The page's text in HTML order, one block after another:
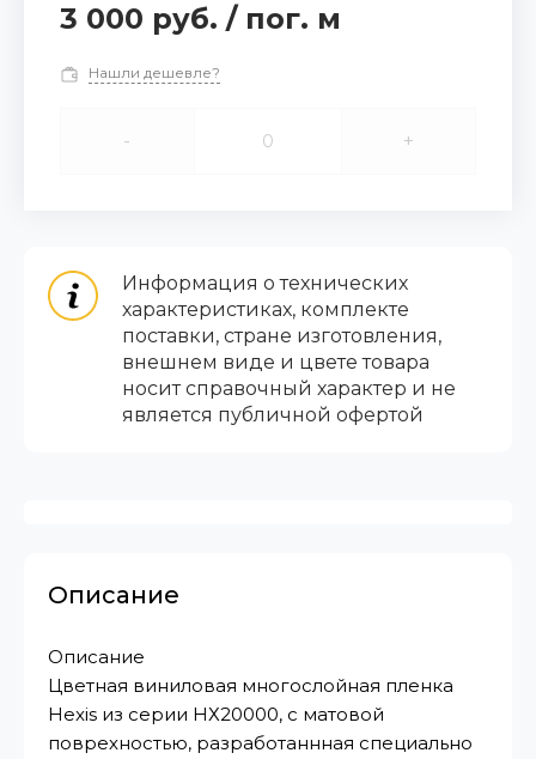
3 000 руб. / пог. м
Нашли дешевле?
- +
Информация о технических
характеристиках, комплекте
поставки, стране изготовления,
внешнем виде и цвете товара
носит справочный характер и не
является публичной офертой
Описание
Описание
Цветная виниловая многослойная пленка
Hexis из серии НХ20000, с матовой
поврехностью, разработаннная специально